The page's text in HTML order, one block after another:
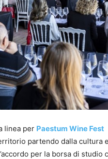
linea per Paestum Wine Fest
partendo dalla cultura
per la borsa di studio